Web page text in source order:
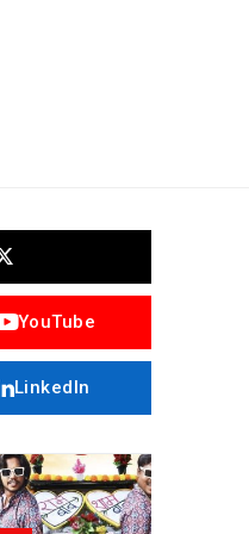
YouTube
LinkedIn